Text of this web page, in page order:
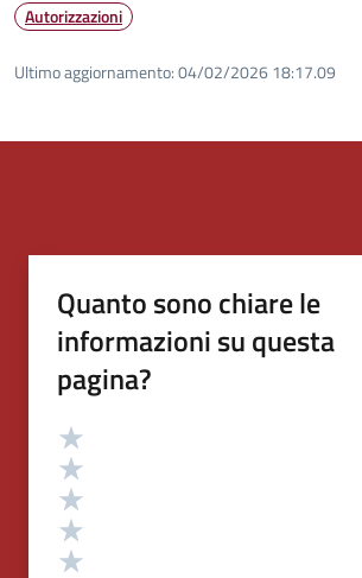
Autorizzazioni
Ultimo aggiornamento:04/02/2026 18:17.09
Quanto sono chiare le
informazioni su questa
pagina?
Valutazione